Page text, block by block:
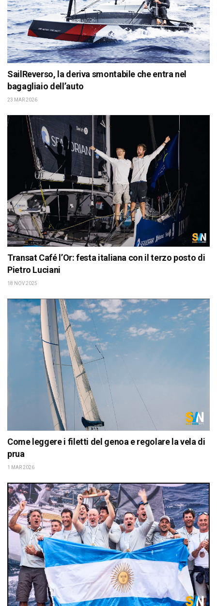
SailReverso, la deriva smontabile che entra nel
bagagliaio dell’auto
23 MAR 2026
Transat Café l’Or: festa italiana con il terzo posto di
Pietro Luciani
18 NOV 2025
Come leggere i filetti del genoa e regolare la vela di
prua
1 MAR 2026